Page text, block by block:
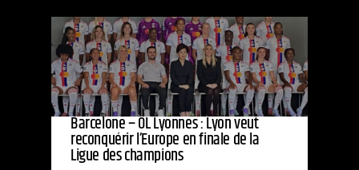
Barcelone – OL Lyonnes : Lyon veut
reconquérir l’Europe en finale de la
Ligue des champions